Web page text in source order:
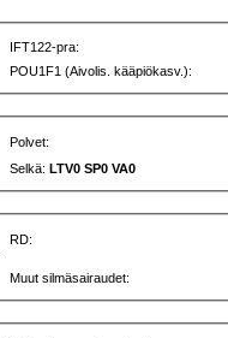
IFT122-pra:
POU1F1 (Aivolis. kääpiökasv.):
Polvet:
Selkä:LTV0 SP0 VA0
RD:
Muut silmäsairaudet: